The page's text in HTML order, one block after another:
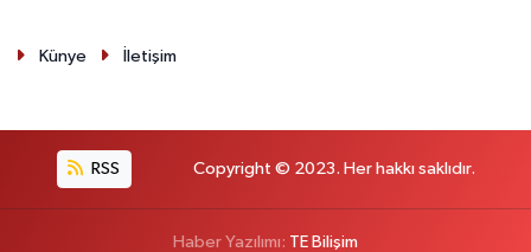
Künye İletişim
RSS Copyright © 2023. Her hakkı saklıdır.
Haber Yazılımı: TE Bilişim